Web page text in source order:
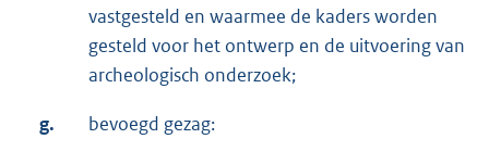
vastgesteld en waarmee de kaders worden
gesteld voor het ontwerp en de uitvoering van
archeologisch onderzoek;
g. bevoegd gezag: